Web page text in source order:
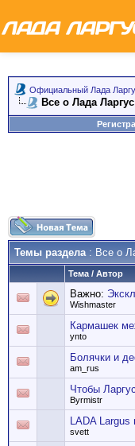
Официальный Лада
Все о Лада Ларгус
Темы раздела: Все о
Тема / Автор
Важно:
Wishmaster
Кармашек
ynto
Болячки и
am_rus
Чтобы
Byrmistr
LADA Largus
svett